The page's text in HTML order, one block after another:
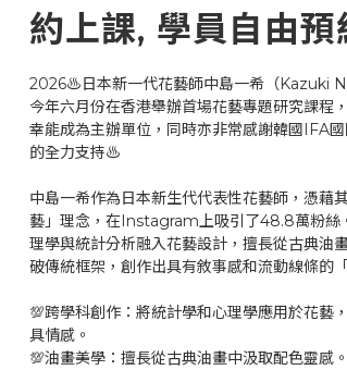
約上課, 學員自由預
2026♨️日本新一代花藝師中島一希（Kazuki
今年六月份在香港舉辦首場花藝專題研究課程
幸能成為主辦單位，同時亦非常感謝韓國IFA
的全力支持♨️
中島一希作為日本新生代代表性花藝師，憑藉
藝」理念，在Instagram上吸引了48.8萬粉絲
理學與統計分析融入花藝設計，擅長從古典油
破傳統框架，創作出具有敘事感和流動線條的
💯跨學科創作：將統計學和心理學應用於花藝
具情感。
💯油畫美學：擅長從古典油畫中汲取配色靈感。